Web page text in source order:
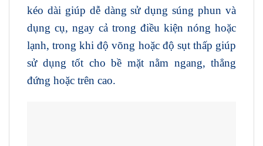
kéo dài giúp dễ dàng sử dụng súng phun và
dụng cụ, ngay cả trong điều kiện nóng hoặc
lạnh, trong khi độ võng hoặc độ sụt thấp giúp
sử dụng tốt cho bề mặt nằm ngang, thẳng
đứng hoặc trên cao.